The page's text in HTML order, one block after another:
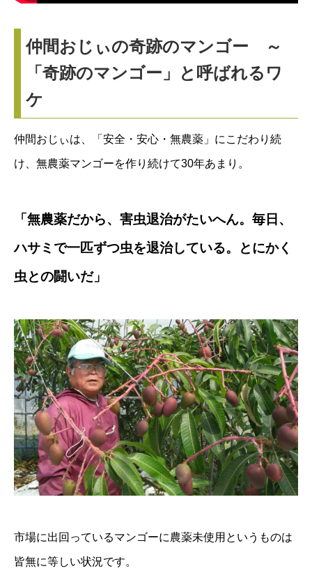
仲間おじぃの奇跡のマンゴー ～
「奇跡のマンゴー」と呼ばれるワ
ケ
仲間おじぃは、「安全・安心・無農薬」にこだわり続
け、無農薬マンゴーを作り続けて30年あまり。
「無農薬だから、害虫退治がたいへん。毎日、
ハサミで一匹ずつ虫を退治している。とにかく
虫との闘いだ」
市場に出回っているマンゴーに農薬未使用というものは
皆無に等しい状況です。